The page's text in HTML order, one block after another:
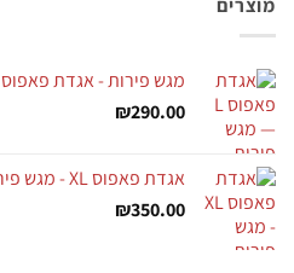
מוצרים
מגש פירות - אגדת פאפוס L
₪290.00
אגדת פאפוס XL - מגש פירות העונה
₪350.00